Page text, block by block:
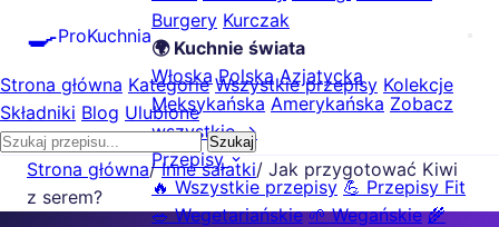
🍳ProKuchnia
Burgery Kurczak
🌍 Kuchnie świata
Włoska Polska Azjatycka
Meksykańska Amerykańska Zobacz
wszystkie →
Przepisy
🔥 Wszystkie przepisy 💪 Przepisy Fit
🥗 Wegetariańskie 🌱 Wegańskie 🌾
Strona główna Kategorie Wszystkie przepisy Kolekcje
Składniki Blog Ulubione
Szukaj
Strona główna/ Inne sałatki/ Jak przygotować Kiwi
z serem?